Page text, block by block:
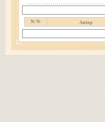
№ № Автор